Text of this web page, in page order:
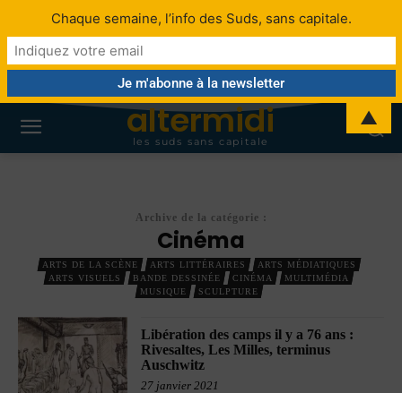
altermidi
les suds sans capitale
Archive de la catégorie :
Cinéma
ARTS DE LA SCÈNE ARTS LITTÉRAIRES
ARTS MÉDIATIQUES
ARTS VISUELS
BANDE DESSINÉE CINÉMA
MULTIMÉDIA
MUSIQUE
SCULPTURE
Libération des camps il y a 76 ans :
Rivesaltes, Les Milles, terminus
Auschwitz
27 janvier 2021
Chaque semaine, l’info des Suds, sans capitale.
▲